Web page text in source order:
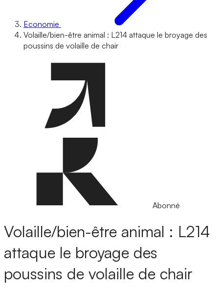
Economie
Volaille/bien-être animal : L214 attaque le broyage des
poussins de volaille de chair
Abonné
Volaille/bien-être animal : L214
attaque le broyage des
poussins de volaille de chair